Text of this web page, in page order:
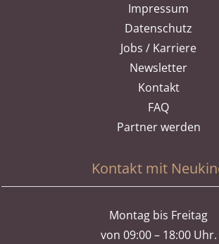
Impressum
Datenschutz
Jobs / Karriere
Newsletter
Kontakt
FAQ
Partner werden
Kontakt mit
Montag bis Freitag
von 09:00 – 18:00 Uhr.